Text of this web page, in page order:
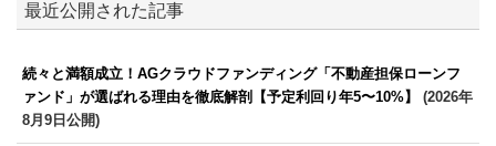
最近公開された記事
続々と満額成立！AGクラウドファンディング「不動産担保ローンフ
ァンド」が選ばれる理由を徹底解剖【予定利回り年5〜10%】
(2026年
8月9日公開)